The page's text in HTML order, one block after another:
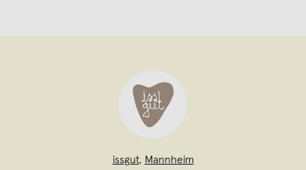
issgut, Mannheim